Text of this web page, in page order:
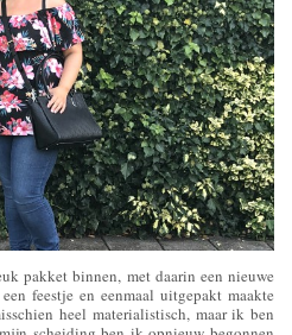
pakket binnen, met daarin een nieuwe
feestje en eenmaal uitgepakt maakte
heel materialistisch, maar ik ben